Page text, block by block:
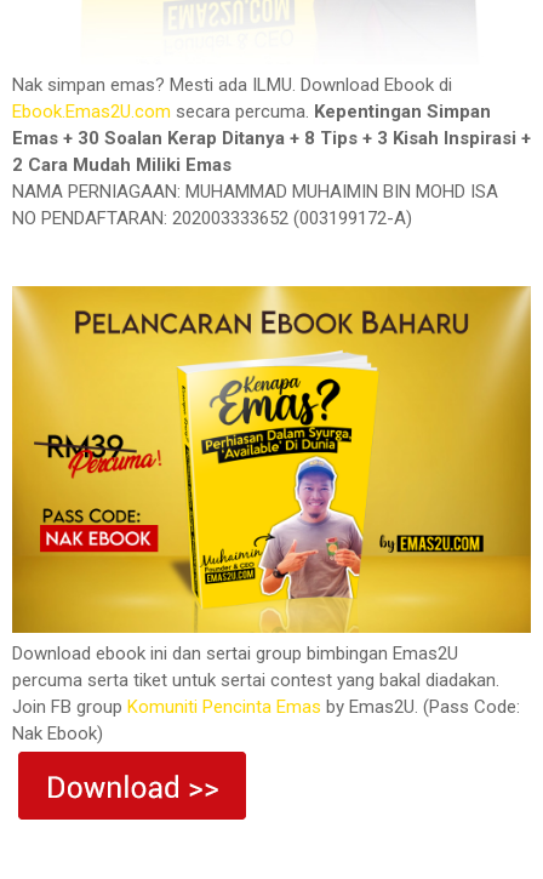
Nak simpan emas? Mesti ada ILMU. Download Ebook di
Ebook.Emas2U.com secara percuma. Kepentingan Simpan
Emas + 30 Soalan Kerap Ditanya + 8 Tips + 3 Kisah Inspirasi +
2 Cara Mudah Miliki Emas
NAMA PERNIAGAAN: MUHAMMAD MUHAIMIN BIN MOHD ISA
NO PENDAFTARAN: 202003333652 (003199172-A)
Download ebook ini dan sertai group bimbingan Emas2U
percuma serta tiket untuk sertai contest yang bakal diadakan.
Join FB group Komuniti Pencinta Emas by Emas2U. (Pass Code:
Nak Ebook)